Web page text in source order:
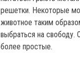
решетки. Некоторые
животное таким
выбраться на свободу.
более простые.